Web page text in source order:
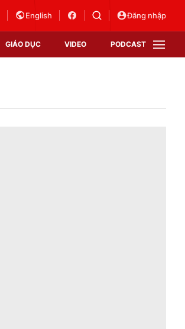
English Đăng nhập
GIÁO DỤC VIDEO PODCAST
VTV Sức khoẻ